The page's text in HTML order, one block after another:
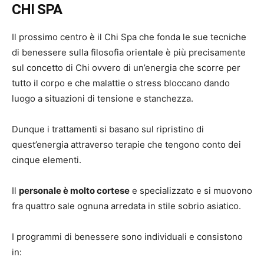
CHI SPA
Il prossimo centro è il Chi Spa che fonda le sue tecniche
di benessere sulla filosofia orientale è più precisamente
sul concetto di Chi ovvero di un’energia che scorre per
tutto il corpo e che malattie o stress bloccano dando
luogo a situazioni di tensione e stanchezza.
Dunque i trattamenti si basano sul ripristino di
quest’energia attraverso terapie che tengono conto dei
cinque elementi.
Il personale è molto cortese e specializzato e si muovono
fra quattro sale ognuna arredata in stile sobrio asiatico.
I programmi di benessere sono individuali e consistono
in: